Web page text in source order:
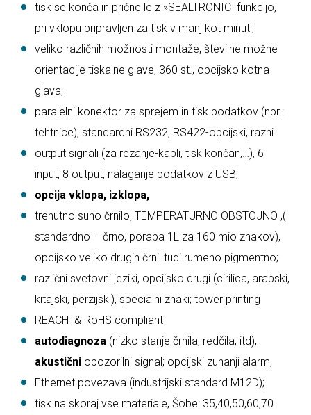
tisk se konča in prične le z »SEALTRONIC funkcijo,
pri vklopu pripravljen za tisk v manj kot minuti;
veliko različnih možnosti montaže, številne možne
orientacije tiskalne glave, 360 st., opcijsko kotna
glava;
paralelni konektor za sprejem in tisk podatkov (npr.:
tehtnice), standardni RS232, RS422-opcijski, razni
output signali (za rezanje-kabli, tisk končan,…), 6
input, 8 output, nalaganje podatkov z USB;
opcija vklopa, izklopa,
trenutno suho črnilo, TEMPERATURNO OBSTOJNO ,(
standardno – črno, poraba 1L za 160 mio znakov),
opcijsko veliko drugih črnil tudi rumeno pigmentno;
različni svetovni jeziki, opcijsko drugi (cirilica, arabski,
kitajski, perzijski), specialni znaki; tower printing
REACH & RoHS compliant
autodiagnoza (nizko stanje črnila, redčila, itd),
akustični opozorilni signal; opcijski zunanji alarm,
Ethernet povezava (industrijski standard M12D);
tisk na skoraj vse materiale, Šobe: 35,40,50,60,70